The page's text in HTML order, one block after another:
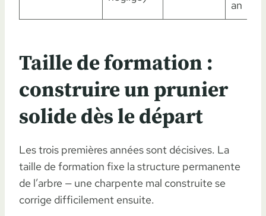
an
Taille de formation :
construire un prunier
solide dès le départ
Les trois premières années sont décisives. La
taille de formation fixe la structure permanente
de l’arbre — une charpente mal construite se
corrige difficilement ensuite.